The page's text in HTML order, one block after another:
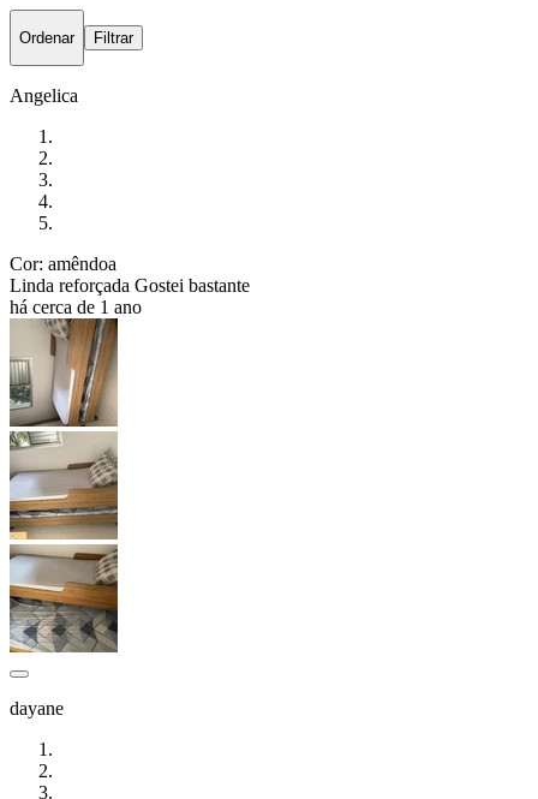
Ordenar Filtrar
Angelica
Cor: amêndoa
Linda reforçada Gostei bastante
há cerca de 1 ano
dayane